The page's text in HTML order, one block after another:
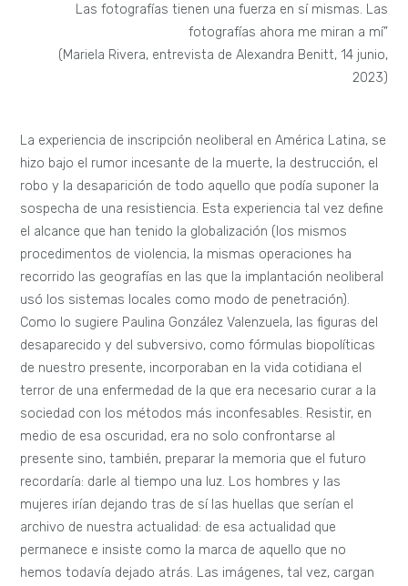
Las fotografías tienen una fuerza en sí mismas. Las
fotografías ahora me miran a mí”
(Mariela Rivera, entrevista de Alexandra Benitt, 14 junio,
2023)
La experiencia de inscripción neoliberal en América Latina, se
hizo bajo el rumor incesante de la muerte, la destrucción, el
robo y la desaparición de todo aquello que podía suponer la
sospecha de una resistiencia. Esta experiencia tal vez define
el alcance que han tenido la globalización (los mismos
procedimentos de violencia, la mismas operaciones ha
recorrido las geografías en las que la implantación neoliberal
usó los sistemas locales como modo de penetración).
Como lo sugiere Paulina González Valenzuela, las figuras del
desaparecido y del subversivo, como fórmulas biopolíticas
de nuestro presente, incorporaban en la vida cotidiana el
terror de una enfermedad de la que era necesario curar a la
sociedad con los métodos más inconfesables. Resistir, en
medio de esa oscuridad, era no solo confrontarse al
presente sino, también, preparar la memoria que el futuro
recordaría: darle al tiempo una luz. Los hombres y las
mujeres irían dejando tras de sí las huellas que serían el
archivo de nuestra actualidad: de esa actualidad que
permanece e insiste como la marca de aquello que no
hemos todavía dejado atrás. Las imágenes, tal vez, cargan